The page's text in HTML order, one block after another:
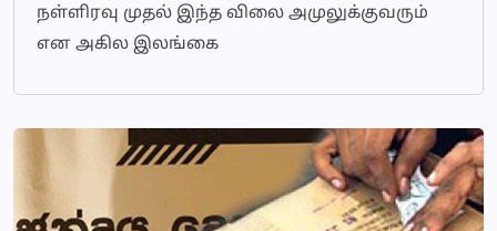
நள்ளிரவு முதல் இந்த விலை அமுலுக்குவரும்
என அகில இலங்கை